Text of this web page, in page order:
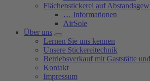
Flächenstickerei auf
… Informationen
AirSole
Über uns
Lernen Sie uns kennen
Unsere Stickereitechnik
Betriebsverkauf mit Gaststätte
Kontakt
Impressum